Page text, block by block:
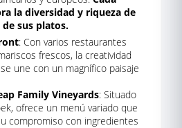
la diversidad y riqueza de
sus platos.
: Con varios restaurantes
frescos, la creatividad
une con un magnífico paisaje
Family Vineyards: Situado
ofrece un menú variado que
compromiso con ingredientes